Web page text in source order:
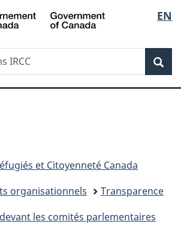
Passer
au
Passer
à
du
Passer
à
simplifiée
de
la
EN
et Citoyenneté Canada
organisationnels
Transparence
les comités parlementaires